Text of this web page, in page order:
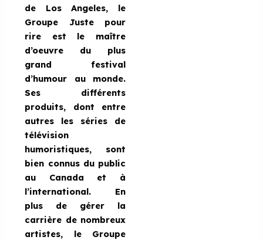
de Los Angeles, le
Groupe Juste pour
rire est le maître
d’oeuvre du plus
grand festival
d’humour au monde.
Ses différents
produits, dont entre
autres les séries de
télévision
humoristiques, sont
bien connus du public
au Canada et à
l’international. En
plus de gérer la
carrière de nombreux
artistes, le Groupe